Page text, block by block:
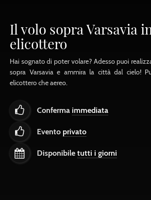
Il volo sopra Varsavia
elicottero
Hai sognato di poter volare? Adesso puoi
sopra Varsavia e ammira la città dal cielo!
elicottero che aereo.
Conferma immediata
Evento privato
Disponibile tutti i giorni